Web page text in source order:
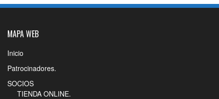
MAPA WEB
Inicio
Patrocinadores.
SOCIOS
TIENDA ONLINE.